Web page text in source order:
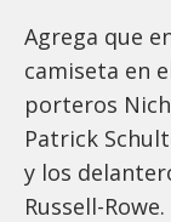
Agrega que
camiseta en
porteros
Patrick
y los
Russell-Rowe.